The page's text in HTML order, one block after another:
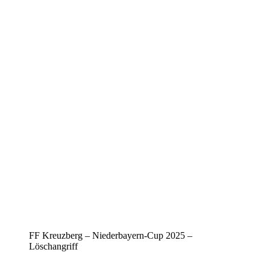
FF Kreuzberg – Niederbayern-Cup 2025 –
Löschangriff